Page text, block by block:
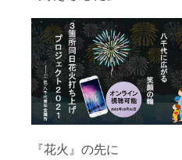
『花火』の先に